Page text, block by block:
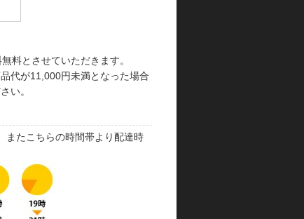
料とさせていただきます。
代が11,000円未満となった場合
い。
またこちらの時間帯より配達時